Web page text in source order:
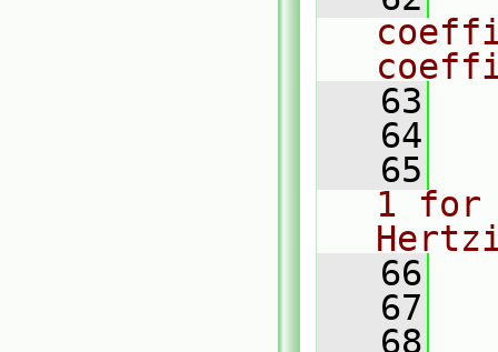
   63
   64
   65
1 for
   66
   67
   68